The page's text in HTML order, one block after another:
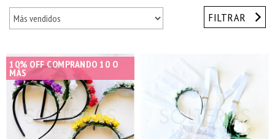
FILTRAR
10% OFF COMPRANDO 10 O
MÁS